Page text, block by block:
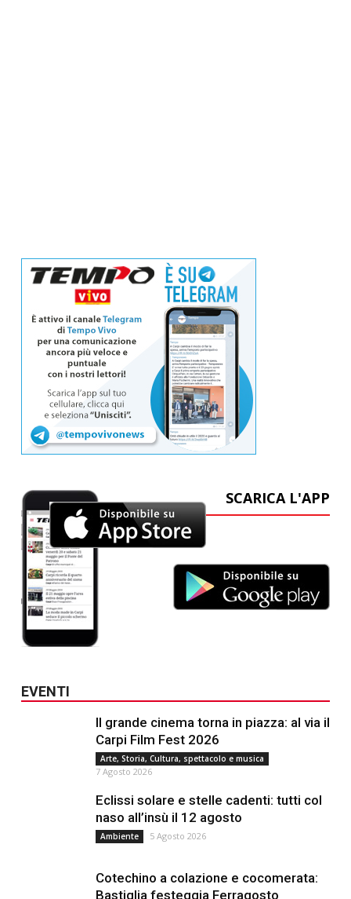
SCARICA L'APP
EVENTI
Il grande cinema torna in piazza: al via il
Carpi Film Fest 2026
Arte, Storia, Cultura, spettacolo e musica
7 Agosto 2026
Eclissi solare e stelle cadenti: tutti col
naso all’insù il 12 agosto
Ambiente 5 Agosto 2026
Cotechino a colazione e cocomerata:
Bastiglia festeggia Ferragosto